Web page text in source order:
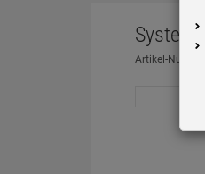
Artikel-